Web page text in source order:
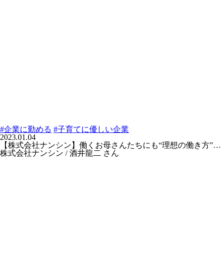
#企業に勤める #子育てに優しい企業
2023.01.04
【株式会社ナンシン】働くお母さんたちにも“理想の働き方”…
株式会社ナンシン / 酒井龍二 さん